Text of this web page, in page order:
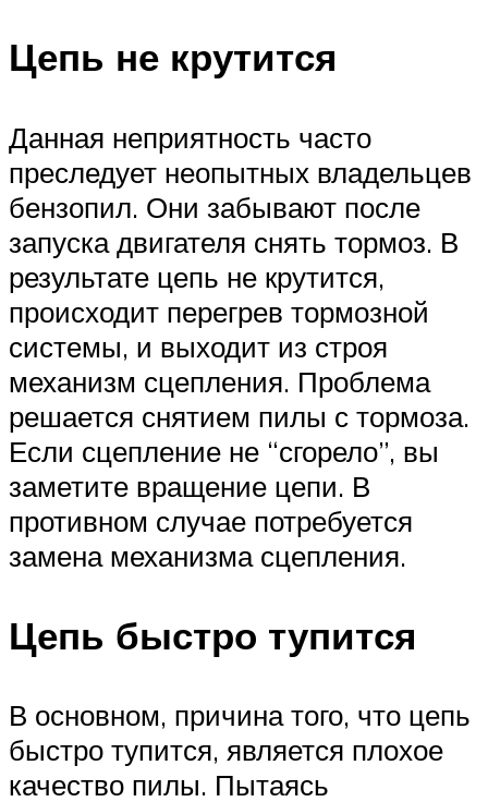
Цепь не крутится
Данная неприятность часто
преследует неопытных владельцев
бензопил. Они забывают после
запуска двигателя снять тормоз. В
результате цепь не крутится,
происходит перегрев тормозной
системы, и выходит из строя
механизм сцепления. Проблема
решается снятием пилы с тормоза.
Если сцепление не “сгорело”, вы
заметите вращение цепи. В
противном случае потребуется
замена механизма сцепления.
Цепь быстро тупится
В основном, причина того, что цепь
быстро тупится, является плохое
качество пилы. Пытаясь